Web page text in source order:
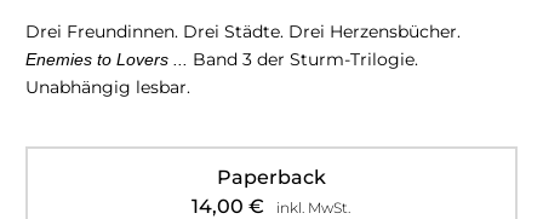
Drei Freundinnen. Drei Städte. Drei Herzensbücher.
Enemies to Lovers ... Band 3 der Sturm-Trilogie.
Unabhängig lesbar.
Paperback
14,00€ inkl. MwSt.